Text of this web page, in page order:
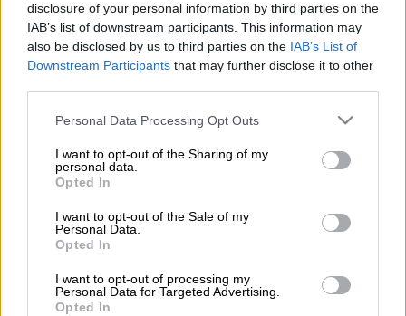
disclosure of your personal information by third parties on the
IAB’s list of downstream participants. This information may
also be disclosed by us to third parties on the IAB’s List of
Downstream Participants that may further disclose it to other
Please note that this website/app uses one or more Google
not limited to your visit or usage behaviour. You may click to
grant or deny consent to Google and its third-party tags to
use your data for below specified purposes in below Google
consent section.
Personal Data Processing Opt Outs
I want to opt-out of the Sharing of my
personal data.
Opted In
I want to opt-out of the Sale of my
Personal Data.
Opted In
I want to opt-out of processing my
Personal Data for Targeted Advertising.
Opted In
Ο 37χρονος Philip Walker βρέθηκε νεκρός
από τη μητέρα του στο σπίτι του τον
περασμένο Μάρτιο, όταν κατά λάθος
αυτοστραγγαλίστηκε στη διάρκεια ενός
σεξουαλικού «παιχνιδιού» που εξελίχθηκε
άσχημα.
Σύμφωνα με όσα αναφέρει η Daily Mail
ο Walker βρέθηκε κρεμασμένος από τη
μητέρα του στο δωμάτιό του. Λίγες ημέρες
μετά τον θάνατό του, οι γονείς του,
αδειάζοντας το σπίτι του, εντόπισαν
σεξουαλικά βοηθήματα, πορνογραφικό υλικό